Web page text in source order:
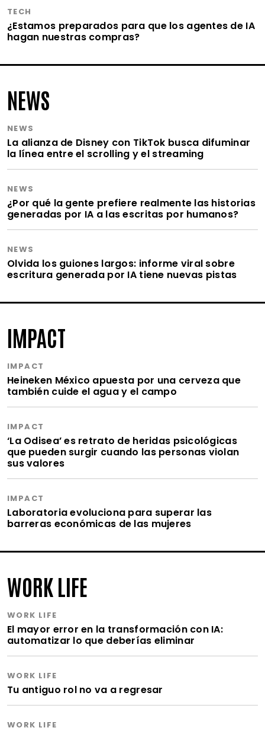
TECH
¿Estamos preparados para que los agentes de IA
hagan nuestras compras?
NEWS
NEWS
La alianza de Disney con TikTok busca difuminar
la línea entre el scrolling y el streaming
NEWS
¿Por qué la gente prefiere realmente las historias
generadas por IA a las escritas por humanos?
NEWS
Olvida los guiones largos: informe viral sobre
escritura generada por IA tiene nuevas pistas
IMPACT
IMPACT
Heineken México apuesta por una cerveza que
también cuide el agua y el campo
IMPACT
‘La Odisea’ es retrato de heridas psicológicas
que pueden surgir cuando las personas violan
sus valores
IMPACT
Laboratoria evoluciona para superar las
barreras económicas de las mujeres
WORK LIFE
WORK LIFE
El mayor error en la transformación con IA:
automatizar lo que deberías eliminar
WORK LIFE
Tu antiguo rol no va a regresar
WORK LIFE